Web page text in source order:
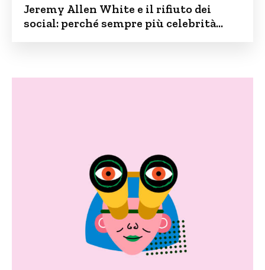
Jeremy Allen White e il rifiuto dei
social: perché sempre più celebrità